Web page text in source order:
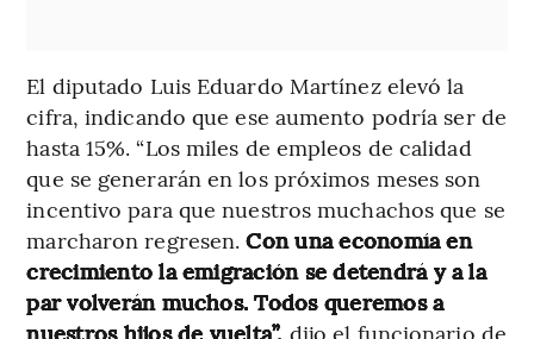
El diputado Luis Eduardo Martínez elevó la
cifra, indicando que ese aumento podría ser de
hasta 15%. “Los miles de empleos de calidad
que se generarán en los próximos meses son
incentivo para que nuestros muchachos que se
marcharon regresen.Con una economía en
crecimiento la emigración se detendrá y a la
par volverán muchos. Todos queremos a
nuestros hijos de vuelta”, dijo el funcionario de